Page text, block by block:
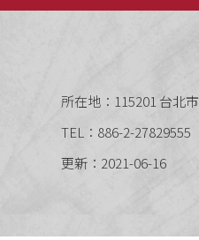
所在地：115201 台北
TEL：886-2-27829555
更新：2021-06-16